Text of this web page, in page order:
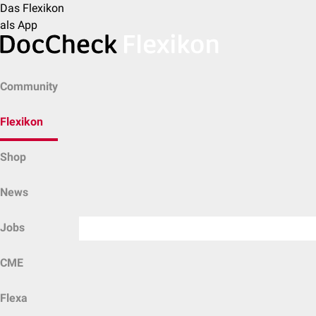
Das Flexikon
als App
Community
Flexikon
Shop
News
Jobs
CME
Flexa